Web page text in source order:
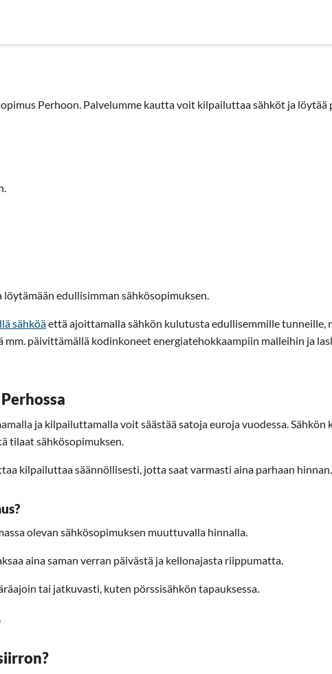
Perhoon. Palvelumme kautta voit kilpailuttaa sähköt ja
edullisimman sähkösopimuksen.
sähköäettä ajoittamalla sähkön kulutusta edullisemmille tunneille,
päivittämällä kodinkoneet energiatehokkaampiin malleihin ja
ja kilpailuttamalla voit säästää satoja euroja vuodessa.
tilaat sähkösopimuksen.
kilpailuttaa säännöllisesti, jotta saat varmasti aina parhaan hinnan.
olevan sähkösopimuksen muuttuvalla hinnalla.
aina saman verran päivästä ja kellonajasta riippumatta.
tai jatkuvasti, kuten pörssisähkön tapauksessa.